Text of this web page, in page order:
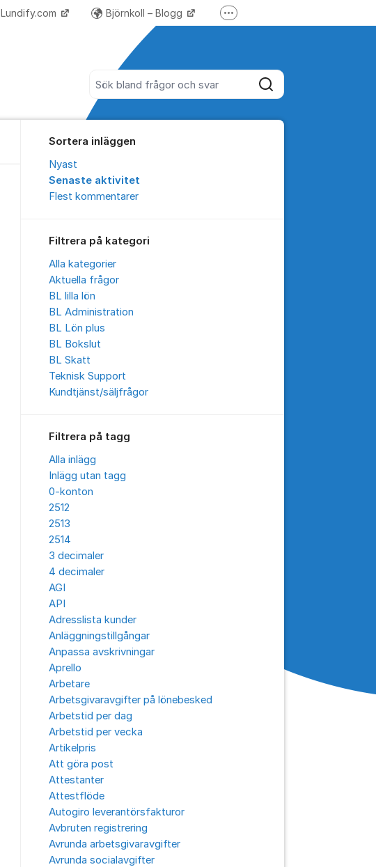
Sök bland alla inlägg
Sök
Lundify.com Björnkoll – Blogg Fler supportlänkar
Sortera inläggen
Nyast
Senaste aktivitet
Flest kommentarer
Filtrera på kategori
Alla kategorier
Aktuella frågor
BL lilla lön
BL Administration
BL Lön plus
BL Bokslut
BL Skatt
Teknisk Support
Kundtjänst/säljfrågor
Filtrera på tagg
Alla inlägg
Inlägg utan tagg
0-konton
2512
2513
2514
3 decimaler
4 decimaler
AGI
API
Adresslista kunder
Anläggningstillgångar
Anpassa avskrivningar
Aprello
Arbetare
Arbetsgivaravgifter på lönebesked
Arbetstid per dag
Arbetstid per vecka
Artikelpris
Att göra post
Attestanter
Attestflöde
Autogiro leverantörsfakturor
Avbruten registrering
Avrunda arbetsgivaravgifter
Avrunda socialavgifter